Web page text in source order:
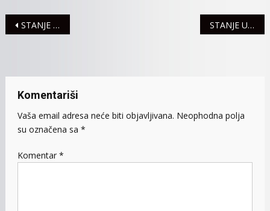
Navigacija
STANJE NA PUTEVIMA STANJE U SAOBRAĆAJU
Komentariši
Vaša email adresa neće biti objavljivana. Neophodna polja
su označena sa *
Komentar *